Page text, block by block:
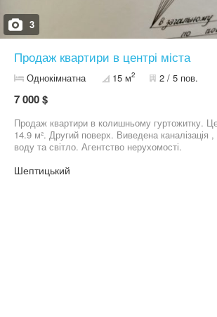
3
Продаж квартири в центрі міста
Однокімнатна 15 м2 2 / 5 пов.
7 000 $
Продаж квартири в колишньому гуртожитку.
14.9 м². Другий поверх. Виведена каналізація
воду та світло. Агентство нерухомості.
Шептицький